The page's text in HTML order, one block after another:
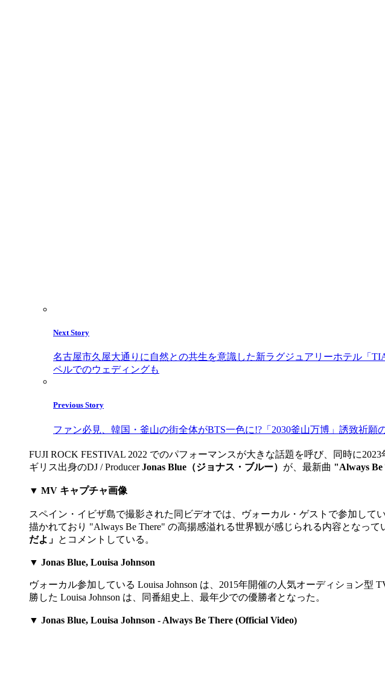
Next Story
名古屋市久屋大通りに自然との共生を意識した新ラグジュアリーホテル「
ペルでのウェディングも
Previous Story
ファン必見、韓国・釜山の街全体がBTS一色に!?「2030釜山万博」誘致祈
FUJI ROCK FESTIVAL 2022 でのパフォーマンスが大きな話題を呼び、同時に
ギリス出身のDJ / ProducerJonas Blue（ジョナス・ブルー） が、最新曲 "Always Be
▼ MV キャプチャ画像​
スペイン・イビザ島で撮影された同ビデオでは、ヴォーカル・ゲストで参加して
描かれており "Always Be There" の高揚感溢れる世界観が感じられる内容となって
だよ」 とコメントしている。
▼ Jonas Blue, Louisa Johnson
ヴォーカル参加している Louisa Johnson は、2015年開催の人気オーディション型
勝した Louisa Johnson は、同番組史上、最年少での優勝者となった。
▼ Jonas Blue, Louisa Johnson - Always Be There (Official Video)​